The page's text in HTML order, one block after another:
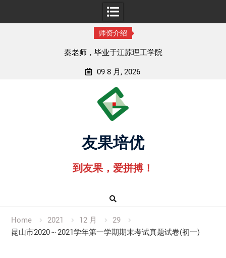
师资介绍
秦老师，毕业于江苏理工学院
09 8 月, 2026
友果培优
到友果，爱拼搏！
Home 2021 12 月
29
昆山市2020～2021学年第一学期期末考试真题试卷(初一)